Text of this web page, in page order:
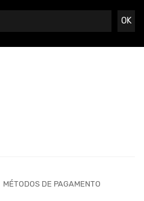
OK
MÉTODOS DE PAGAMENTO